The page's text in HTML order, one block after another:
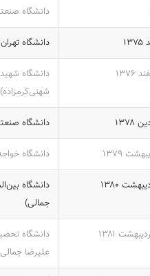
دانشگاه
دانشگاه تهران
دانشگاه
شهنی‌کرمزاده)
دانشگاه
دانشگاه
دانشگاه
جمالی)
دانشگاه
علیرضا